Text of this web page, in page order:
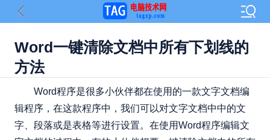
Word一键清除文档中所有下划线的
方法
Word程序是很多小伙伴都在使用的一款文字文档编
辑程序，在这款程序中，我们可以对文字文档中中的文
字、段落或是表格等进行设置。在使用Word程序编辑文